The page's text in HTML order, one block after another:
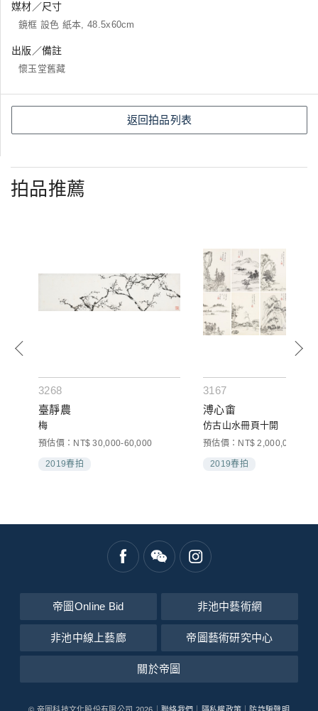
媒材／尺寸
鏡框 設色 紙本, 48.5x60cm
出版／備註
懷玉堂舊藏
返回拍品列表
拍品推薦
3268
臺靜農
梅
預估價：NT$ 30,000-60,000
2019春拍
3167
溥心畬
仿古山水冊頁十開
預估價：NT$ 2,000,000-
2019春拍
帝圖Online Bid 非池中藝術網
非池中線上藝廊 帝圖藝術研究中心
關於帝圖